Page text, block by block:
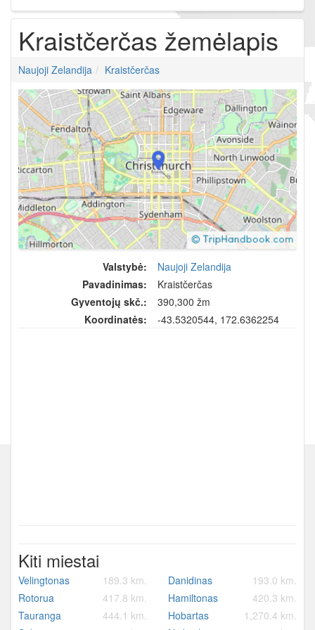
Kraistčerčas žemėlapis
Naujoji Zelandija Kraistčerčas
Valstybė:
Naujoji Zelandija
Pavadinimas:
Kraistčerčas
Gyventojų skč.:
390,300 žm
Koordinatės:
-43.5320544, 172.6362254
Kiti miestai
Velingtonas 189.3 km. Danidinas
193.0 km.
Rotorua
417.8 km. Hamiltonas
420.3 km.
Tauranga
444.1 km. Hobartas
1,270.4 km.